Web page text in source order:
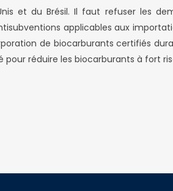
et du Brésil. Il faut refuser les
applicables aux
de biocarburants certifiés
réduire les biocarburants à fort